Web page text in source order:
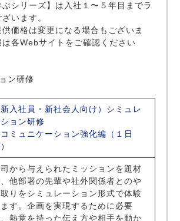
シリーズ】は入社１〜５年目までラ
います。
価格は変更になる場合もございま
各Webサイトをご確認ください
ン研修
新入社員・新社会人向け）シミュレ
ョン研修
コミュニケーション強化編（１日
から与えられたミッションを題材
他部署の先輩や社外関係者とのや
取りをシミュレーション形式で体験
ます。企画を実現するために必要
熱意を持った伝え方や相手を動か